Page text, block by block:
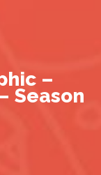
–
Season